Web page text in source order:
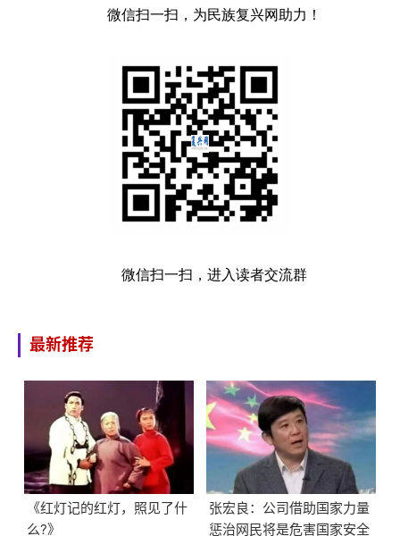
微信扫一扫，为民族复兴网助力！
微信扫一扫，进入读者交流群
最新推荐
《红灯记的红灯，照见了什
么?》
张宏良：公司借助国家力量
惩治网民将是危害国家安全